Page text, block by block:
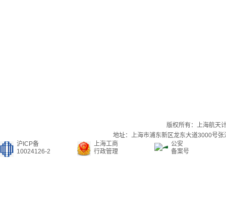
版权所有：上海航天
地址：上海市浦东新区龙东大道3000号
沪ICP备
10024126-2
上海工商
行政管理
公安
备案号